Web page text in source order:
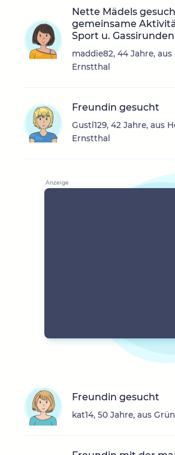
Nette Mädels
gemeinsame
Sport u. Gassirunden
maddie82, 44 Jahre,
Ernstthal
Freundin gesucht
Gustl129, 42 Jahre, aus
Ernstthal
Freundin gesucht
kat14, 50 Jahre, aus